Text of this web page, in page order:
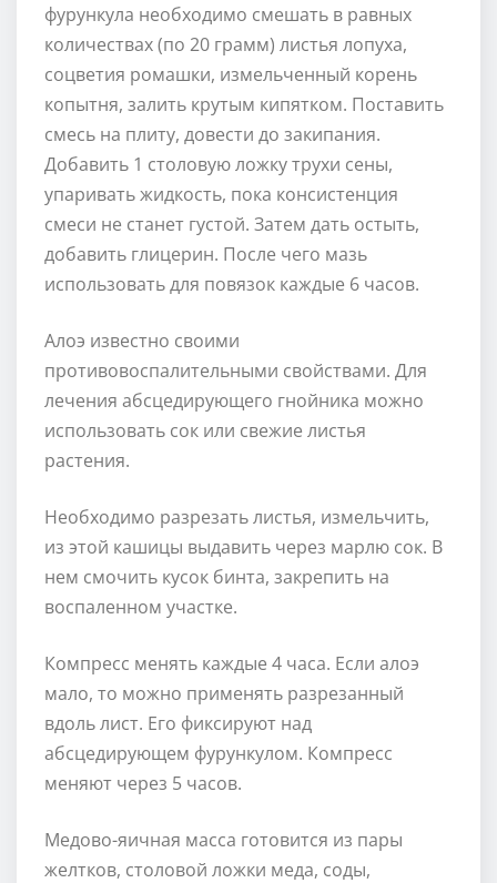
фурункула необходимо смешать в равных
количествах (по 20 грамм) листья лопуха,
соцветия ромашки, измельченный корень
копытня, залить крутым кипятком. Поставить
смесь на плиту, довести до закипания.
Добавить 1 столовую ложку трухи сены,
упаривать жидкость, пока консистенция
смеси не станет густой. Затем дать остыть,
добавить глицерин. После чего мазь
использовать для повязок каждые 6 часов.
Алоэ известно своими
противовоспалительными свойствами. Для
лечения абсцедирующего гнойника можно
использовать сок или свежие листья
растения.
Необходимо разрезать листья, измельчить,
из этой кашицы выдавить через марлю сок. В
нем смочить кусок бинта, закрепить на
воспаленном участке.
Компресс менять каждые 4 часа. Если алоэ
мало, то можно применять разрезанный
вдоль лист. Его фиксируют над
абсцедирующем фурункулом. Компресс
меняют через 5 часов.
Медово-яичная масса готовится из пары
желтков, столовой ложки меда, соды,